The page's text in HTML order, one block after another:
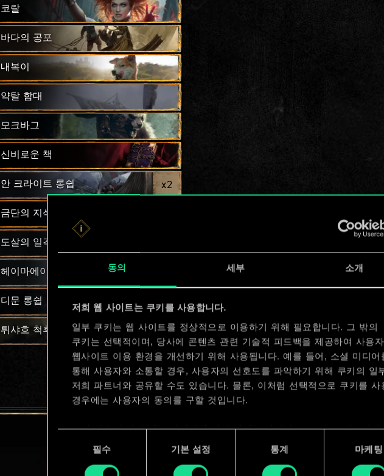
동의 세부 소개
저희 웹 사이트는 쿠키를 사용합니다.
일부 쿠키는 웹 사이트를 정상적으로 이용하기 위해 필요합니다. 그 밖의
쿠키는 선택적이며, 당사에 콘텐츠 관련 기술적 피드백을 제공하여 사용자
웹사이트 이용 환경을 개선하기 위해 사용됩니다. 예를 들어, 소셜 미디어
통해 사용자와 소통할 경우, 사용자의 선호도를 파악하기 위해 쿠키의 일
저희 파트너와 공유할 수도 있습니다. 물론, 이처럼 선택적으로 쿠키를 사
경우에는 사용자의 동의를 구할 것입니다.
쿠키 사용에 관한 세부 사항이나 관련 설정은 아래의 "Settings" 메뉴에서
확인할 수 있습니다.
필수 기본 설정 통계 마케팅
코랄
바다의 공포
내복이
약탈 함대
모크바그
신비로운 책
안 크라이트 롱쉽 x2
금단의 지식이 담긴 병
도살의 일격
헤이마에이 음유시인
디문 롱쉽 x2
튀샤흐 척후병 x2